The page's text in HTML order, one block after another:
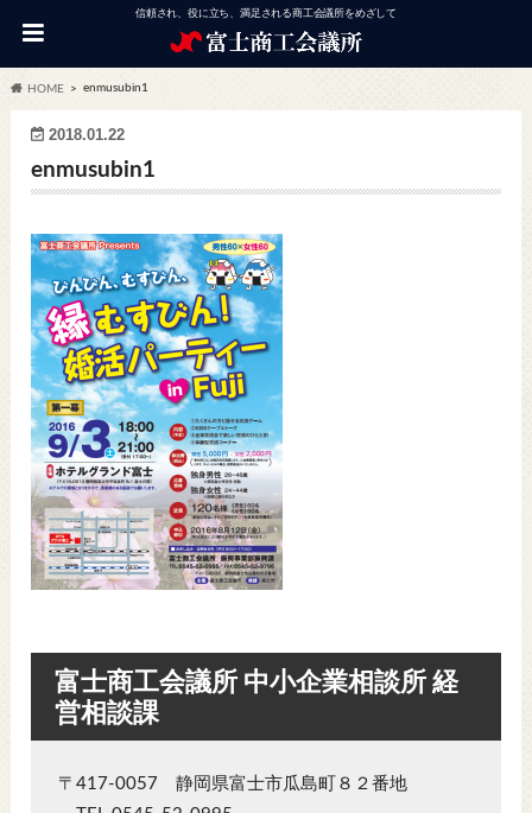
信頼され、役に立ち、満足される商工会議所をめざして
HOME enmusubin1
2018.01.22
enmusubin1
富士商工会議所 中小企業相談所 経
営相談課
〒417-0057 静岡県富士市瓜島町８２番地